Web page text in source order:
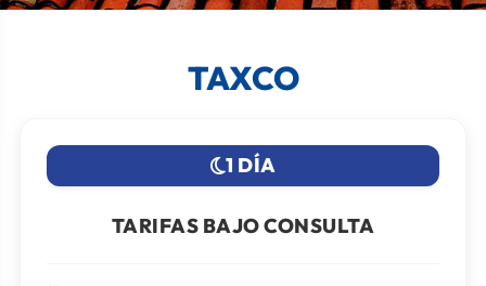
TAXCO
1 DÍA
TARIFAS BAJO CONSULTA